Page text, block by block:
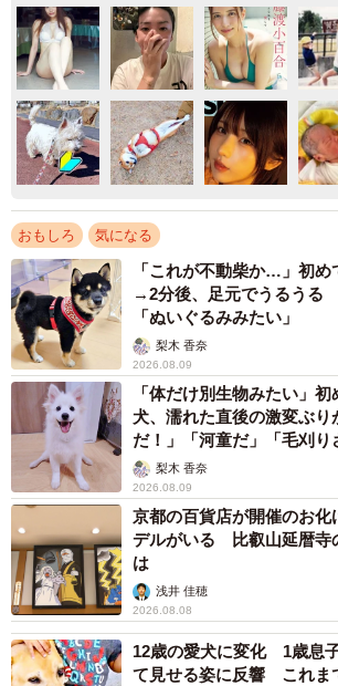
おもしろ 気になる
「これが不動柴か…」初
→2分後、足元でうるうる
「ぬいぐるみみたい」
梨木 香奈
2026.08.09
「体だけ別生物みたい」
犬、濡れた直後の激変ぶ
だ！」「河童だ」「毛刈り
梨木 香奈
2026.08.09
京都の百貨店が開催のお化
デルがいる 比叡山延暦寺
は
浅井 佳穂
2026.08.08
12歳の愛犬に変化 1歳息
て見せる姿に反響 これま